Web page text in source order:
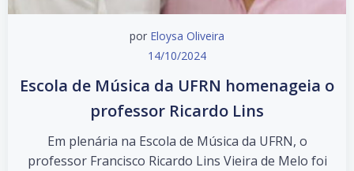
por Eloysa Oliveira
14/10/2024
Escola de Música da UFRN homenageia o
professor Ricardo Lins
Em plenária na Escola de Música da UFRN, o
professor Francisco Ricardo Lins Vieira de Melo foi